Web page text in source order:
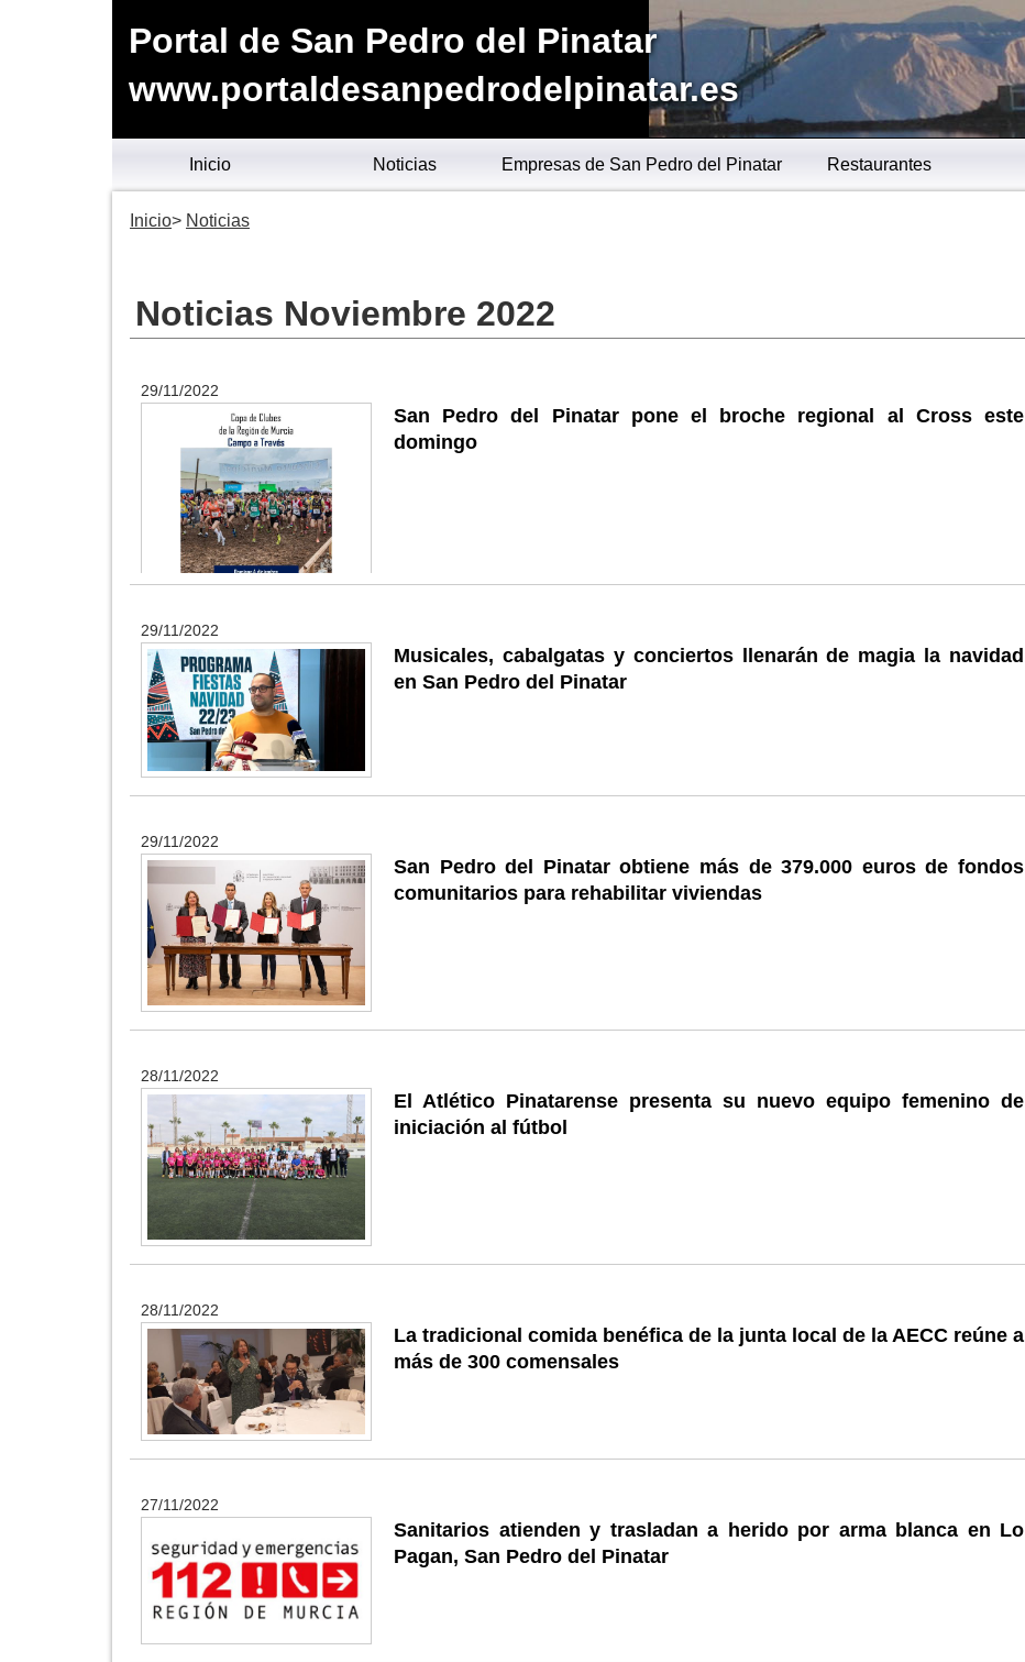
Portal de San Pedro del Pinatar
www.portaldesanpedrodelpinatar.es
Inicio Noticias Empresas de San Pedro del Pinatar Restaurantes
Inicio Noticias
Noticias Noviembre 2022
29/11/2022
San Pedro del Pinatar pone el broche regional al Cross este
domingo
29/11/2022
Musicales, cabalgatas y conciertos llenarán de magia la navidad
en San Pedro del Pinatar
29/11/2022
San Pedro del Pinatar obtiene más de 379.000 euros de fondos
comunitarios para rehabilitar viviendas
28/11/2022
El Atlético Pinatarense presenta su nuevo equipo femenino de
iniciación al fútbol
28/11/2022
La tradicional comida benéfica de la junta local de la AECC reúne a
más de 300 comensales
27/11/2022
Sanitarios atienden y trasladan a herido por arma blanca en Lo
Pagan, San Pedro del Pinatar